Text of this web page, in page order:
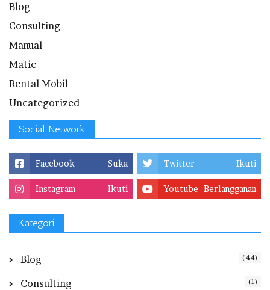
Blog
Consulting
Manual
Matic
Rental Mobil
Uncategorized
Social Network
Facebook Suka Twitter Ikuti
Instagram Ikuti Youtube Berlangganan
Kategori
Blog (44)
Consulting (1)